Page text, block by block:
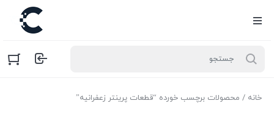
خانه / محصولات برچسب خورده “قطعات پرینتر زعفرانیه”